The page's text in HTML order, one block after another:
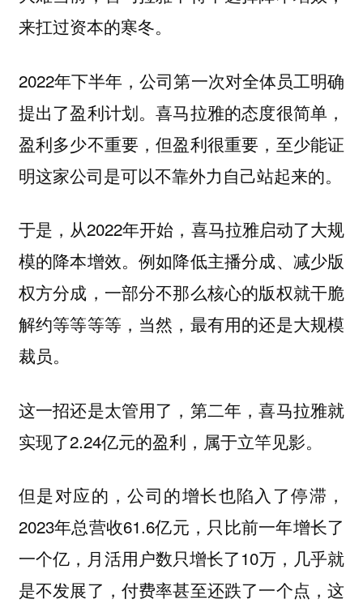
来扛过资本的寒冬。
2022年下半年，公司第一次对全体员工明确
提出了盈利计划。喜马拉雅的态度很简单，
盈利多少不重要，但盈利很重要，至少能证
明这家公司是可以不靠外力自己站起来的。
于是，从2022年开始，喜马拉雅启动了大规
模的降本增效。例如降低主播分成、减少版
权方分成，一部分不那么核心的版权就干脆
解约等等等等，当然，最有用的还是大规模
裁员。
这一招还是太管用了，第二年，喜马拉雅就
实现了2.24亿元的盈利，属于立竿见影。
但是对应的，公司的增长也陷入了停滞，
2023年总营收61.6亿元，只比前一年增长了
一个亿，月活用户数只增长了10万，几乎就
是不发展了，付费率甚至还跌了一个点，这